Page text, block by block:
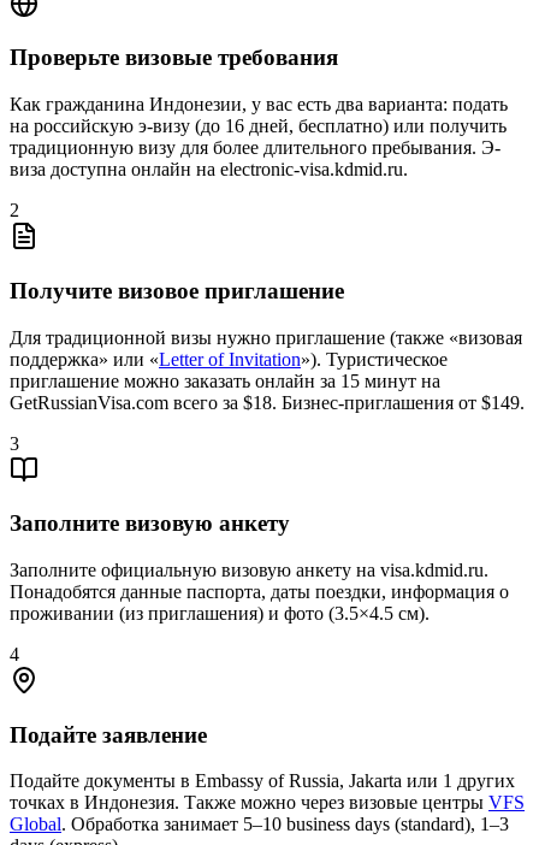
Проверьте визовые требования
Как гражданина Индонезии, у вас есть два варианта: подать
на российскую э-визу (до 16 дней, бесплатно) или получить
традиционную визу для более длительного пребывания. Э-
виза доступна онлайн на electronic-visa.kdmid.ru.
2
Получите визовое приглашение
Для традиционной визы нужно приглашение (также «визовая
поддержка» или «Letter of Invitation»). Туристическое
приглашение можно заказать онлайн за 15 минут на
GetRussianVisa.com всего за $18. Бизнес-приглашения от $149.
3
Заполните визовую анкету
Заполните официальную визовую анкету на visa.kdmid.ru.
Понадобятся данные паспорта, даты поездки, информация о
проживании (из приглашения) и фото (3.5×4.5 см).
4
Подайте заявление
Подайте документы в Embassy of Russia, Jakarta или 1 других
точках в Индонезия. Также можно через визовые центры VFS
Global. Обработка занимает 5–10 business days (standard), 1–3